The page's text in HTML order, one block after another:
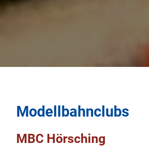
Modellbahnclubs
MBC Hörsching